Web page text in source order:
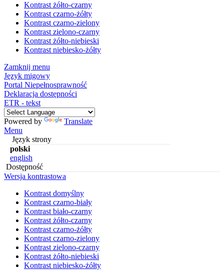
Kontrast żółto-czarny
Kontrast czarno-żółty
Kontrast czarno-zielony
Kontrast zielono-czarny
Kontrast żółto-niebieski
Kontrast niebiesko-żółty
Zamknij menu
Język migowy
Portal Niepełnosprawność
Deklaracja dostępności
ETR - tekst
Powered by
Translate
Menu
Język strony
polski
english
Dostępność
Wersja kontrastowa
Kontrast domyślny
Kontrast czarno-biały
Kontrast biało-czarny
Kontrast żółto-czarny
Kontrast czarno-żółty
Kontrast czarno-zielony
Kontrast zielono-czarny
Kontrast żółto-niebieski
Kontrast niebiesko-żółty